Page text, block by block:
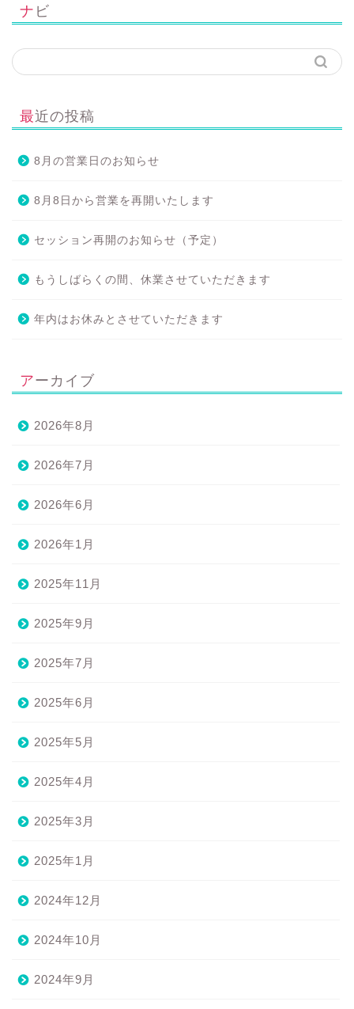
ナビ
最近の投稿
8月の営業日のお知らせ
8月8日から営業を再開いたします
セッション再開のお知らせ（予定）
もうしばらくの間、休業させていただきます
年内はお休みとさせていただきます
アーカイブ
2026年8月
2026年7月
2026年6月
2026年1月
2025年11月
2025年9月
2025年7月
2025年6月
2025年5月
2025年4月
2025年3月
2025年1月
2024年12月
2024年10月
2024年9月